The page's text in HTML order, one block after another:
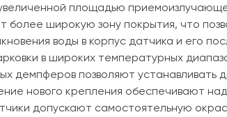
площадью
более широкую зону покрытия, что
воды в корпус датчика и его
в широких температурных
демпферов позволяют устанавливать
нового крепления обеспечивают
допускают самостоятельную